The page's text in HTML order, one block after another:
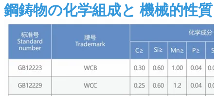
鋼鋳物の化学組成と 機械的性質